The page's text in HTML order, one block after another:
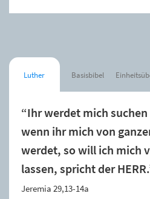
Luther Basisbibel
“Ihr werdet mich
wenn ihr mich von
werdet, so will ich mich
lassen, spricht der
Jeremia 29,13-14a